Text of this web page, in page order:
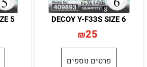
DECOY Y-F33S SIZE 6
₪25
פרטים נוספים
5